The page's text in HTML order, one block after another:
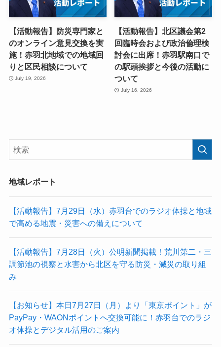
【活動報告】防災専門家と
のオンライン意見交換を実
施！赤羽北地域での地域回
りと区民相談について
July 19, 2026
【活動報告】北区議会第2
回臨時会および政治倫理検
討会に出席！赤羽駅南口で
の駅頭挨拶と今後の活動に
ついて
July 16, 2026
地域レポート
【活動報告】7月29日（水）赤羽台でのラジオ体操と地域
で高める地震・災害への備えについて
【活動報告】7月28日（火）公明新聞掲載！荒川第二・三
調節池の視察と水害から北区を守る防災・減災の取り組
み
【お知らせ】本日7月27日（月）より「東京ポイント」が
PayPay・WAONポイントへ交換可能に！赤羽台でのラジ
オ体操とデジタル活用のご案内